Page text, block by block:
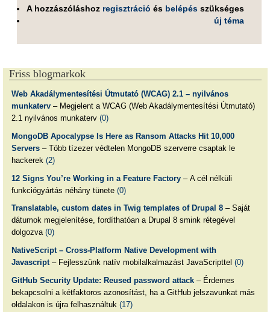
A hozzászóláshoz regisztráció és belépés szükséges
új téma
Friss blogmarkok
Web Akadálymentesítési Útmutató (WCAG) 2.1 – nyilvános
munkaterv– Megjelent a WCAG (Web Akadálymentesítési Útmutató)
2.1 nyilvános munkaterv (0)
MongoDB Apocalypse Is Here as Ransom Attacks Hit 10,000
Servers– Több tízezer védtelen MongoDB szerverre csaptak le
hackerek (2)
12 Signs You’re Working in a Feature Factory– A cél nélküli
funkciógyártás néhány tünete (0)
Translatable, custom dates in Twig templates of Drupal 8– Saját
dátumok megjelenítése, fordíthatóan a Drupal 8 smink rétegével
dolgozva (0)
NativeScript – Cross-Platform Native Development with
Javascript– Fejlesszünk natív mobilalkalmazást JavaScripttel (0)
GitHub Security Update: Reused password attack– Érdemes
bekapcsolni a kétfaktoros azonosítást, ha a GitHub jelszavunkat más
oldalakon is újra felhasználtuk (17)